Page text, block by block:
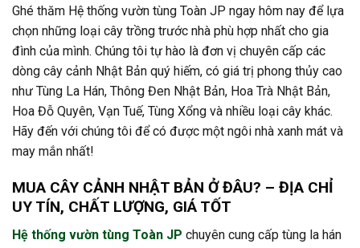
Ghé thăm Hệ thống vườn tùng Toàn JP ngay hôm nay để lựa
chọn những loại cây trồng trước nhà phù hợp nhất cho gia
đình của mình. Chúng tôi tự hào là đơn vị chuyên cấp các
dòng cây cảnh Nhật Bản quý hiếm, có giá trị phong thủy cao
như Tùng La Hán, Thông Đen Nhật Bản, Hoa Trà Nhật Bản,
Hoa Đỗ Quyên, Vạn Tuế, Tùng Xổng và nhiều loại cây khác.
Hãy đến với chúng tôi để có được một ngôi nhà xanh mát và
may mắn nhất!
MUA CÂY CẢNH NHẬT BẢN Ở ĐÂU? – ĐỊA CHỈ
UY TÍN, CHẤT LƯỢNG, GIÁ TỐT
Hệ thống vườn tùng Toàn JP chuyên cung cấp tùng la hán